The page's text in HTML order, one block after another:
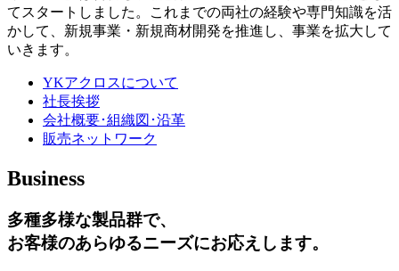
てスタートしました。これまでの両社の経験や専門知識を活
かして、新規事業・新規商材開発を推進し、事業を拡大して
いきます。
YKアクロスについて
社長挨拶
会社概要･組織図･沿革
販売ネットワーク
Business
多種多様な製品群で、
お客様のあらゆるニーズにお応えします。